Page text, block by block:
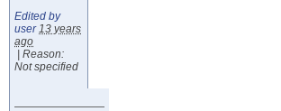
Edited by
user 13 years
ago
Reason:
Not specified